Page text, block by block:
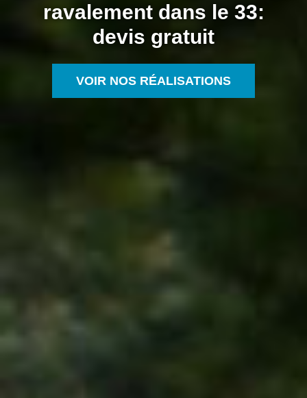
ravalement dans le 33:
devis gratuit
VOIR NOS RÉALISATIONS